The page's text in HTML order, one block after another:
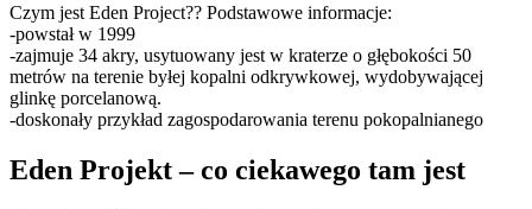
Czym jest Eden Project?? Podstawowe informacje:
-powstał w 1999
-zajmuje 34 akry, usytuowany jest w kraterze o głębokości 50
metrów na terenie byłej kopalni odkrywkowej, wydobywającej
glinkę porcelanową.
-doskonały przykład zagospodarowania terenu pokopalnianego
Eden Projekt – co ciekawego tam jest